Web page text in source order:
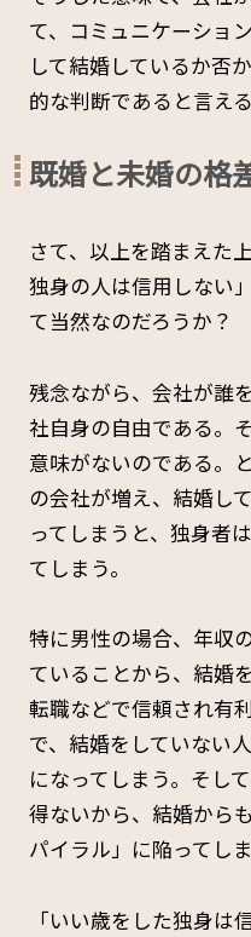
て、コミュニケーショ
して結婚しているか否
的な判断であると言える
既婚と未婚の格
さて、以上を踏まえた
独身の人は信用しない
て当然なのだろうか？
残念ながら、会社が誰
社自身の自由である。
意味がないのである。
の会社が増え、結婚し
ってしまうと、独身者
てしまう。
特に男性の場合、年収
ていることから、結婚
転職などで信頼され有
で、結婚をしていない
になってしまう。そし
得ないから、結婚から
パイラル」に陥ってし
「いい歳をした独身は